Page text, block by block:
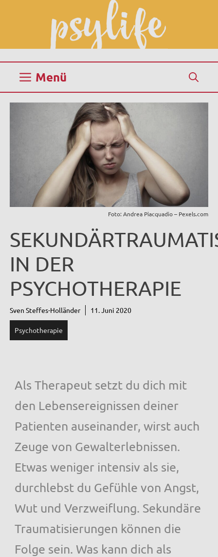
Menü
IN DER
PSYCHOTHERAPIE
Sven Steffes-Holländer 11. Juni 2020
Psychotherapie
Foto: Andrea Piacquadio – Pexels.com
Als Therapeut setzt du dich mit
den Lebensereignissen deiner
Patienten auseinander, wirst auch
Zeuge von Gewalterlebnissen.
Etwas weniger intensiv als sie,
durchlebst du Gefühle von Angst,
Wut und Verzweiflung. Sekundäre
Traumatisierungen können die
Folge sein. Was kann dich als